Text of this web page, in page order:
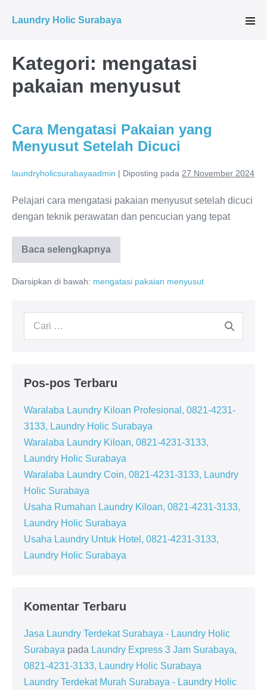
Laundry Holic Surabaya
Kategori: mengatasi
pakaian menyusut
Cara Mengatasi Pakaian yang
Menyusut Setelah Dicuci
laundryholicsurabayaadmin | Diposting pada 27 November 2024
Pelajari cara mengatasi pakaian menyusut setelah dicuci
dengan teknik perawatan dan pencucian yang tepat
Baca selengkapnya
yang
Menyusut
Diarsipkan di bawah: mengatasi pakaian menyusut
Pencarian
Pos-pos Terbaru
Waralaba Laundry Kiloan Profesional, 0821-4231-
3133, Laundry Holic Surabaya
Waralaba Laundry Kiloan, 0821-4231-3133,
Laundry Holic Surabaya
Waralaba Laundry Coin, 0821-4231-3133, Laundry
Holic Surabaya
Usaha Rumahan Laundry Kiloan, 0821-4231-3133,
Laundry Holic Surabaya
Usaha Laundry Untuk Hotel, 0821-4231-3133,
Laundry Holic Surabaya
Komentar Terbaru
Jasa Laundry Terdekat Surabaya - Laundry Holic
Surabaya pada Laundry Express 3 Jam Surabaya,
0821-4231-3133, Laundry Holic Surabaya
Laundry Terdekat Murah Surabaya - Laundry Holic